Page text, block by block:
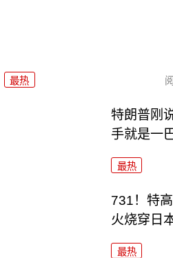
最热
特朗普刚
手就是一
最热
731！特
火烧穿日
最热